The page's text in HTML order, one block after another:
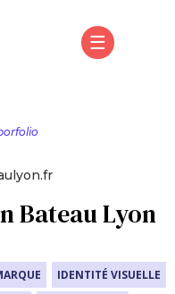
Bateau Lyon
IDENTITÉ VISUELLE